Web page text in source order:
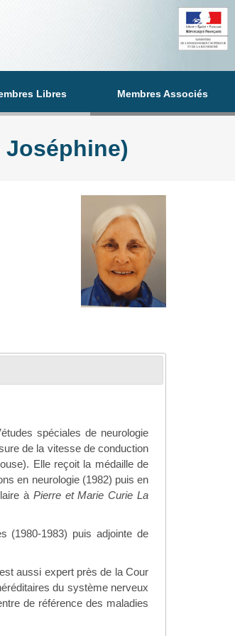
Libres Membres Associés
Joséphine)
spéciales de neurologie
de la vitesse de conduction
Elle reçoit la médaille de
en neurologie (1982) puis en
à Pierre et Marie Curie La
(1980-1983) puis adjointe de
aussi expert près de la Cour
du système nerveux
de référence des maladies